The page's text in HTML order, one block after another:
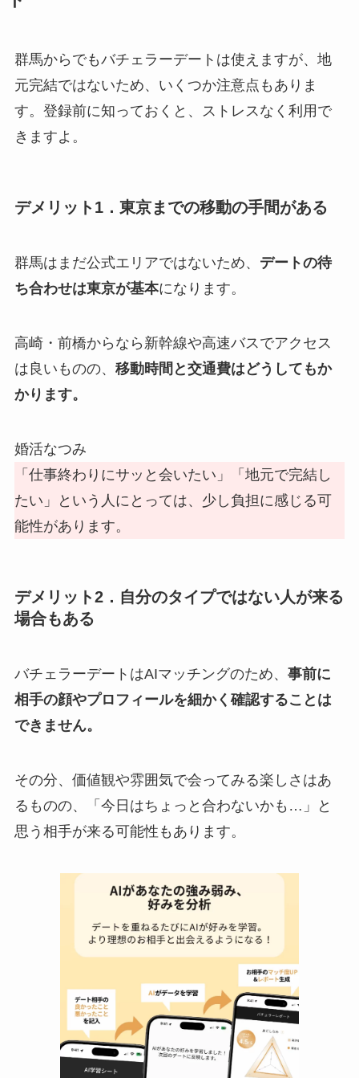
群馬からでもバチェラーデートは使えますが、地
元完結ではないため、いくつか注意点もありま
す。登録前に知っておくと、ストレスなく利用で
きますよ。
デメリット1．東京までの移動の手間がある
群馬はまだ公式エリアではないため、 デートの待
ち合わせは東京が基本になります。
高崎・前橋からなら新幹線や高速バスでアクセス
は良いものの、 移動時間と交通費はどうしてもか
かります。
婚活なつみ
「仕事終わりにサッと会いたい」「地元で完結し
たい」という人にとっては、少し負担に感じる可
能性があります。
デメリット2．自分のタイプではない人が来る
場合もある
バチェラーデートはAIマッチングのため、 事前に
相手の顔やプロフィールを細かく確認することは
できません。
その分、価値観や雰囲気で会ってみる楽しさはあ
るものの、「今日はちょっと合わないかも…」と
思う相手が来る可能性もあります。